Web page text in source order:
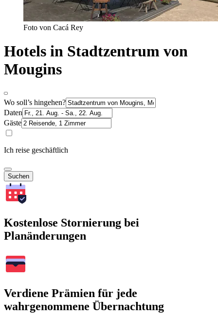
Foto von Cacá Rey
Hotels in Stadtzentrum von
Mougins
Wo soll’s hingehen?
Daten
Gäste
Ich reise geschäftlich
Suchen
Kostenlose Stornierung bei
Planänderungen
Verdiene Prämien für jede
wahrgenommene Übernachtung